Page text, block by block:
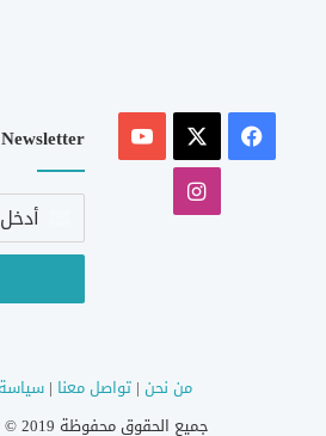
فيسبوك
‫YouTube
انستقرام
Newsletter
أدخل
الإلكتروني
من نحن |تواصل معنا |
جميع الحقوق محفوظة 2019 ©